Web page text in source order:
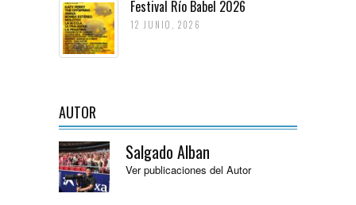
Festival Río Babel 2026
12 JUNIO, 2026
AUTOR
Salgado Alban
Ver publicaciones del Autor